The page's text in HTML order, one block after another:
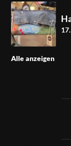
Alle anzeigen